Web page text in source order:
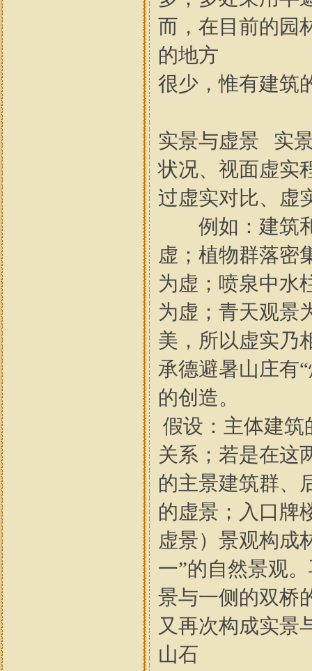
而，在目前的园
的地方
很少，惟有建筑
实景与虚景 实
状况、视面虚实
过虚实对比、虚
例如：建筑和
虚；植物群落密
为虚；喷泉中水
为虚；青天观景
美，所以虚实乃
承德避暑山庄有
的创造。
假设：主体建筑
关系；若是在这
的主景建筑群、
的虚景；入口牌
虚景）景观构成
一”的自然景观
景与一侧的双桥
又再次构成实景
山石